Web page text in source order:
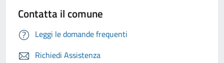
Contatta il comune
Leggi le domande frequenti
Richiedi Assistenza